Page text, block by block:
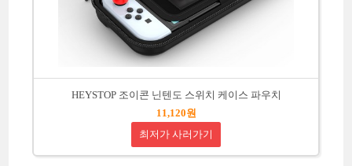
HEYSTOP 조이콘 닌텐도 스위치 케이스 파우치
11,120원
최저가 사러가기